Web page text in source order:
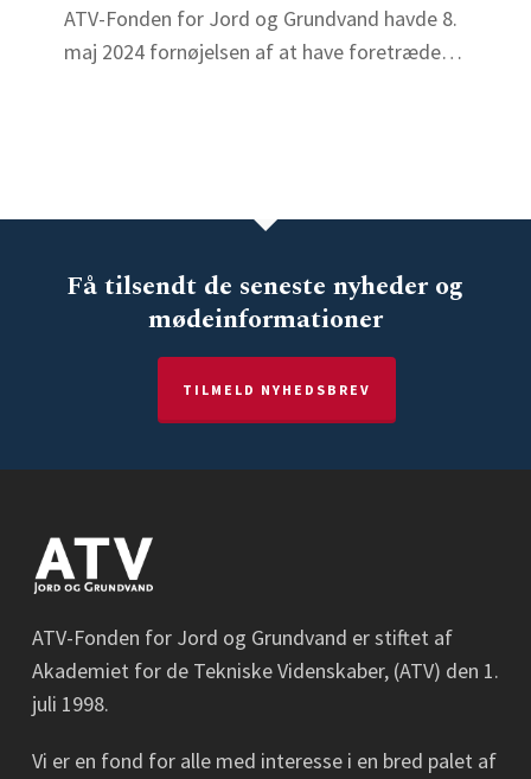
fødevareudvalg
hvidbog
Fremtidens
ATV-Fonden for Jord og Grundvand havde 8.
maj 2024 fornøjelsen af at have foretræde…
Få tilsendt de seneste nyheder og
mødeinformationer
TILMELD NYHEDSBREV
ATV-Fonden for Jord og Grundvand er stiftet af
Akademiet for de Tekniske Videnskaber, (ATV) den 1.
juli 1998.
Vi er en fond for alle med interesse i en bred palet af